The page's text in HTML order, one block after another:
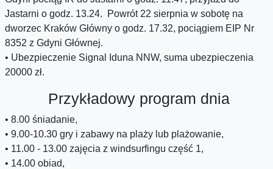
Jastarni o godz. 13.24. Powrót 22 sierpnia w sobotę na
dworzec Kraków Główny o godz. 17.32, pociągiem EIP Nr
8352 z Gdyni Głównej.
• Ubezpieczenie Signal Iduna NNW, suma ubezpieczenia
20000 zł.
Przykładowy program dnia
• 8.00 śniadanie,
• 9.00-10.30 gry i zabawy na plaży lub plażowanie,
• 11.00 - 13.00 zajęcia z windsurfingu część 1,
• 14.00 obiad,